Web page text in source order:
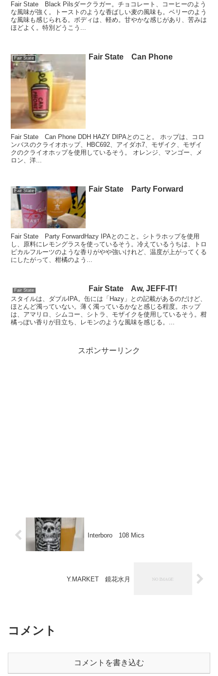
Fair State Black Pilsダークラガー。チョコレート、コーヒーのよう
な風味が強く。トーストのような香ばしい麦の風味も。ベリーのよう
な風味も感じられる。ボディは、軽め。甘やかな感じがあり、苦みは
ほどよく。特別どうこう...
Fair State Fair State Can Phone
Fair State Can Phone DDH HAZY DIPAとのこと。 ホップは、コロ
ンバスのクライオホップ、HBC692、アイダホ7、モザイク、モザイ
クのクライオホップを使用しているそう。 オレンジ、マンゴー、メ
ロン、洋...
Fair State Fair State Party Forward
Fair State Party ForwardHazy IPAとのこと。シトラホップを使用
し、原料にレモングラスを使っているそう。冷えているうちは、トロ
ピカルフルーツのような香りがやや強いけれど、温度が上がってくる
にしたがって、柑橘のよう...
Fair State Fair State Aw, JEFF-IT!
スタイルは、ダブルIPA。缶には「Hazy」との記載があるのだけど、
ほとんど濁っていない。薄く濁っているかなと感じる程度。ホップ
は、アマリロ、シムコー、シトラ、モザイクを使用しているそう。柑
橘っぽい香りが目立ち、レモンのような風味を感じる。...
スポンサーリンク
Interboro 108 Mics
Y.MARKET 鏡花水月
コメント
コメントを書き込む